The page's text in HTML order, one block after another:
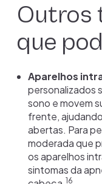
Outros
que
Aparelhos
personalizados
sono e movem
frente,
abertas. Para
moderada que
os aparelhos
sintomas da
16